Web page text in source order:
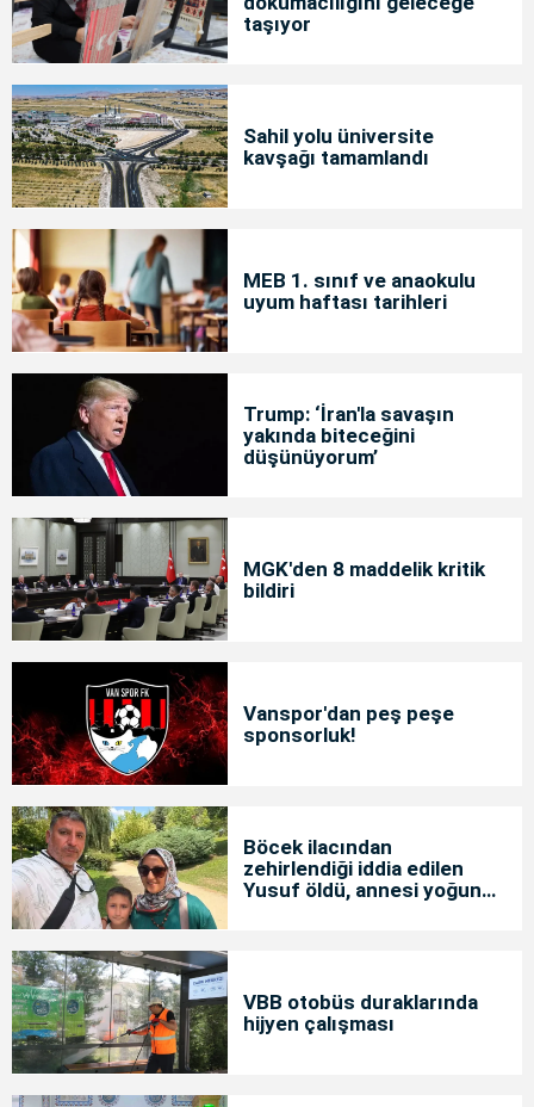
taşıyor
Sahil yolu üniversite
kavşağı tamamlandı
MEB 1. sınıf ve anaokulu
uyum haftası tarihleri
Trump: ‘İran'la savaşın
yakında biteceğini
düşünüyorum’
MGK'den 8 maddelik kritik
bildiri
Vanspor'dan peş peşe
sponsorluk!
Böcek ilacından
zehirlendiği iddia edilen
Yusuf öldü, annesi yoğun
VBB otobüs duraklarında
hijyen çalışması